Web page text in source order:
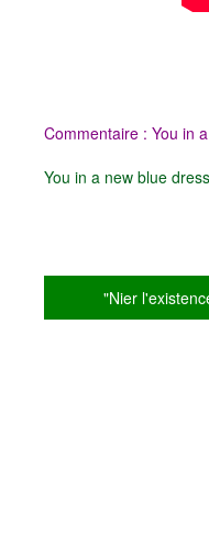
Commentaire : You in
You in a new blue
"Nier